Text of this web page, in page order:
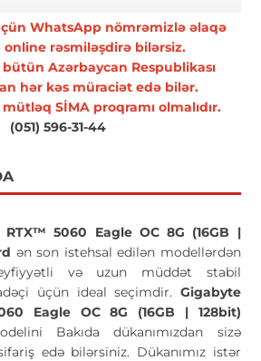
WhatsApp nömrəmizlə əlaqə
online rəsmiləşdirə bilərsiz.
bütün Azərbaycan Respublikası
hər kəs müraciət edə bilər.
SİMA proqramı olmalıdır.
(051) 596-31-44
RTX™ 5060 Eagle OC 8G (16GB |
ən son istehsal edilən modellərdən
və uzun müddət stabil
üçün ideal seçimdir. Gigabyte
Eagle OC 8G (16GB | 128bit)
Bakıda dükanımızdan sizə
edə bilərsiniz. Dükanımız istər